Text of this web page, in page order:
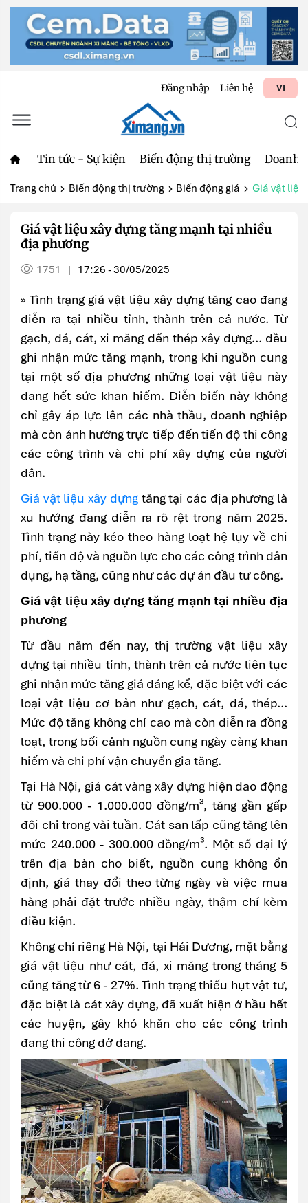
Đăng nhập Liên hệ VI
Tin tức - Sự kiện Biến động thị trường Doanh
Trang chủ Biến động thị trường Biến động giá Giá vật
Giá vật liệu xây dựng tăng mạnh tại nhiều
địa phương
1751 | 17:26 - 30/05/2025
» Tình trạng giá vật liệu xây dựng tăng cao đang
diễn ra tại nhiều tỉnh, thành trên cả nước. Từ
gạch, đá, cát, xi măng đến thép xây dựng... đều
ghi nhận mức tăng mạnh, trong khi nguồn cung
tại một số địa phương những loại vật liệu này
đang hết sức khan hiếm. Diễn biến này không
chỉ gây áp lực lên các nhà thầu, doanh nghiệp
mà còn ảnh hưởng trực tiếp đến tiến độ thi công
các công trình và chi phí xây dựng của người
dân.
Giá vật liệu xây dựngtăng tại các địa phương là
xu hướng đang diễn ra rõ rệt trong năm 2025.
Tình trạng này kéo theo hàng loạt hệ lụy về chi
phí, tiến độ và nguồn lực cho các công trình dân
dụng, hạ tầng, cũng như các dự án đầu tư công.
Giá vật liệu xây dựng tăng mạnh tại nhiều địa
phương
Từ đầu năm đến nay, thị trường vật liệu xây
dựng tại nhiều tỉnh, thành trên cả nước liên tục
ghi nhận mức tăng giá đáng kể, đặc biệt với các
loại vật liệu cơ bản như gạch, cát, đá, thép...
Mức độ tăng không chỉ cao mà còn diễn ra đồng
loạt, trong bối cảnh nguồn cung ngày càng khan
hiếm và chi phí vận chuyển gia tăng.
Tại Hà Nội, giá cát vàng xây dựng hiện dao động
từ 900.000 - 1.000.000 đồng/m³, tăng gần gấp
đôi chỉ trong vài tuần. Cát san lấp cũng tăng lên
mức 240.000 - 300.000 đồng/m³. Một số đại lý
trên địa bàn cho biết, nguồn cung không ổn
định, giá thay đổi theo từng ngày và việc mua
hàng phải đặt trước nhiều ngày, thậm chí kèm
điều kiện.
Không chỉ riêng Hà Nội, tại Hải Dương, mặt bằng
giá vật liệu như cát, đá, xi măng trong tháng 5
cũng tăng từ 6 - 27%. Tình trạng thiếu hụt vật tư,
đặc biệt là cát xây dựng, đã xuất hiện ở hầu hết
các huyện, gây khó khăn cho các công trình
đang thi công dở dang.